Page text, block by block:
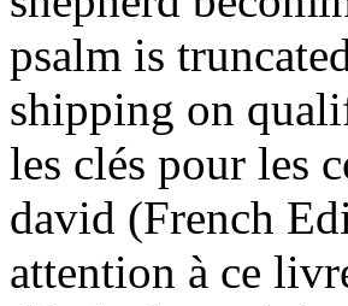
psalm is
shipping on
les clés pour les
david (French
attention à ce